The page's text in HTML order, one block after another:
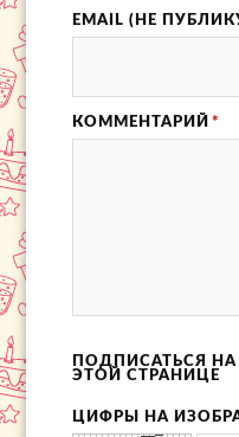
EMAIL (НЕ
КОММЕНТАРИЙ *
ПОДПИСАТЬСЯ
ЭТОЙ СТРАНИЦЕ
ЦИФРЫ НА